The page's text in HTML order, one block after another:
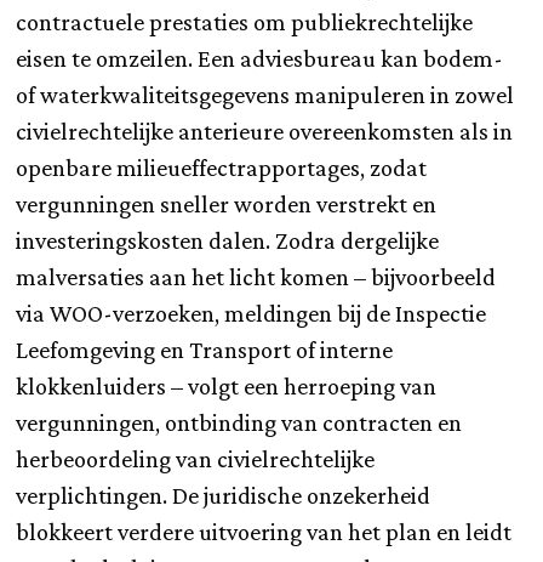
contractuele prestaties om publiekrechtelijke
eisen te omzeilen. Een adviesbureau kan bodem-
of waterkwaliteitsgegevens manipuleren in zowel
civielrechtelijke anterieure overeenkomsten als in
openbare milieueffectrapportages, zodat
vergunningen sneller worden verstrekt en
investeringskosten dalen. Zodra dergelijke
malversaties aan het licht komen – bijvoorbeeld
via WOO-verzoeken, meldingen bij de Inspectie
Leefomgeving en Transport of interne
klokkenluiders – volgt een herroeping van
vergunningen, ontbinding van contracten en
herbeoordeling van civielrechtelijke
verplichtingen. De juridische onzekerheid
blokkeert verdere uitvoering van het plan en leidt